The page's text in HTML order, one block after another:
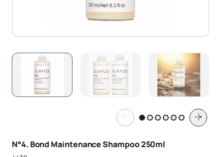
N°4. Bond Maintenance Shampoo 250ml